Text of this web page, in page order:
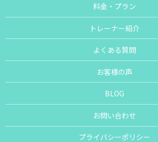
料金・プラン
トレーナー紹介
よくある質問
お客様の声
BLOG
お問い合わせ
プライバシーポリシー